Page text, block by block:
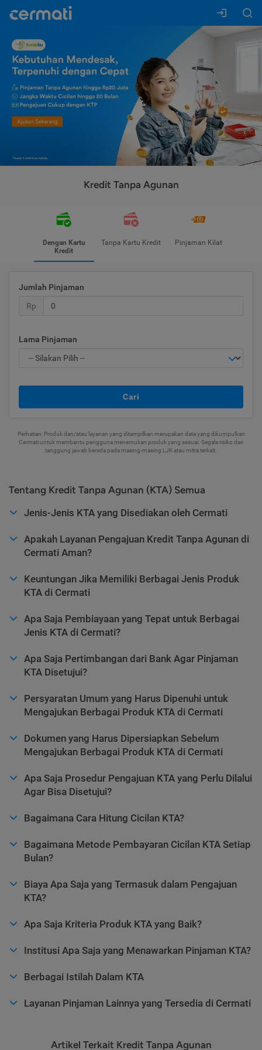
Kredit Tanpa Agunan
Dengan Kartu
Kredit
Tanpa Kartu Kredit Pinjaman Kilat
Jumlah Pinjaman
Rp
Lama Pinjaman
Cari
Perhatian: Produk dan/atau layanan yang ditampilkan merupakan data yang dikumpulkan
Cermati untuk membantu pengguna menemukan produk yang sesuai. Segala risiko dan
tanggung jawab berada pada masing-masing LJK atau mitra terkait.
Tentang Kredit Tanpa Agunan (KTA) Semua
Jenis-Jenis KTA yang Disediakan oleh Cermati
Apakah Layanan Pengajuan Kredit Tanpa Agunan di
Cermati Aman?
Keuntungan Jika Memiliki Berbagai Jenis Produk
KTA di Cermati
Apa Saja Pembiayaan yang Tepat untuk Berbagai
Jenis KTA di Cermati?
Apa Saja Pertimbangan dari Bank Agar Pinjaman
KTA Disetujui?
Persyaratan Umum yang Harus Dipenuhi untuk
Mengajukan Berbagai Produk KTA di Cermati
Dokumen yang Harus Dipersiapkan Sebelum
Mengajukan Berbagai Produk KTA di Cermati
Apa Saja Prosedur Pengajuan KTA yang Perlu Dilalui
Agar Bisa Disetujui?
Bagaimana Cara Hitung Cicilan KTA?
Bagaimana Metode Pembayaran Cicilan KTA Setiap
Bulan?
Biaya Apa Saja yang Termasuk dalam Pengajuan
KTA?
Apa Saja Kriteria Produk KTA yang Baik?
Institusi Apa Saja yang Menawarkan Pinjaman KTA?
Berbagai Istilah Dalam KTA
Layanan Pinjaman Lainnya yang Tersedia di Cermati
Artikel Terkait Kredit Tanpa Agunan